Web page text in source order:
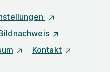
Kontakt